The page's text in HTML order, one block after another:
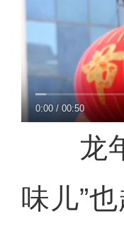
0:00 /00:50
龙年
味儿”